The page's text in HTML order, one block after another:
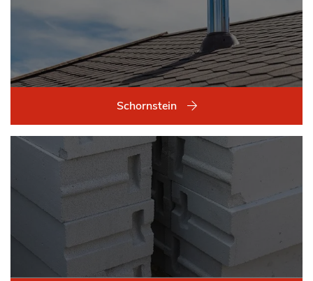
Schornstein